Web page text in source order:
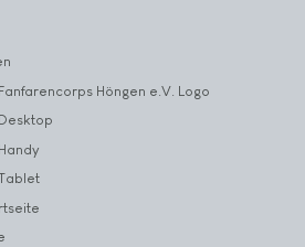
Höngen e.V. Logo